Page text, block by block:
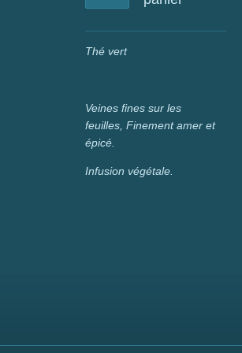
Thé vert
Veines fines sur les
feuilles, Finement amer et
épicé.
Infusion végétale.